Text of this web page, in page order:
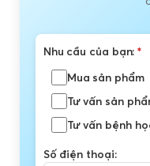
Nhu cầu của bạn:*
Mua sản phẩm
Tư vấn sản
Tư vấn bệnh
Số điện thoại: